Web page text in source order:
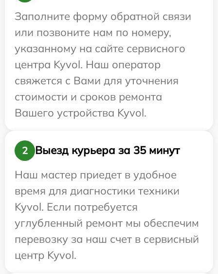
Заполните форму обратной связи
или позвоните нам по номеру,
указанному на сайте сервисного
центра Kyvol. Наш оператор
свяжется с Вами для уточнения
стоимости и сроков ремонта
Вашего устройства Kyvol.
2
Выезд курьера за 35 минут
Наш мастер приедет в удобное
время для диагностики техники
Kyvol. Если потребуется
углубленный ремонт мы обеспечим
перевозку за наш счет в сервисный
центр Kyvol.